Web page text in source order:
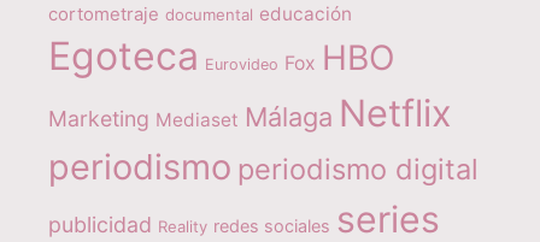
cortometraje documental educación
Egoteca Eurovideo Fox HBO
Marketing Mediaset Málaga Netflix
periodismo periodismo digital
publicidad Reality redes sociales series